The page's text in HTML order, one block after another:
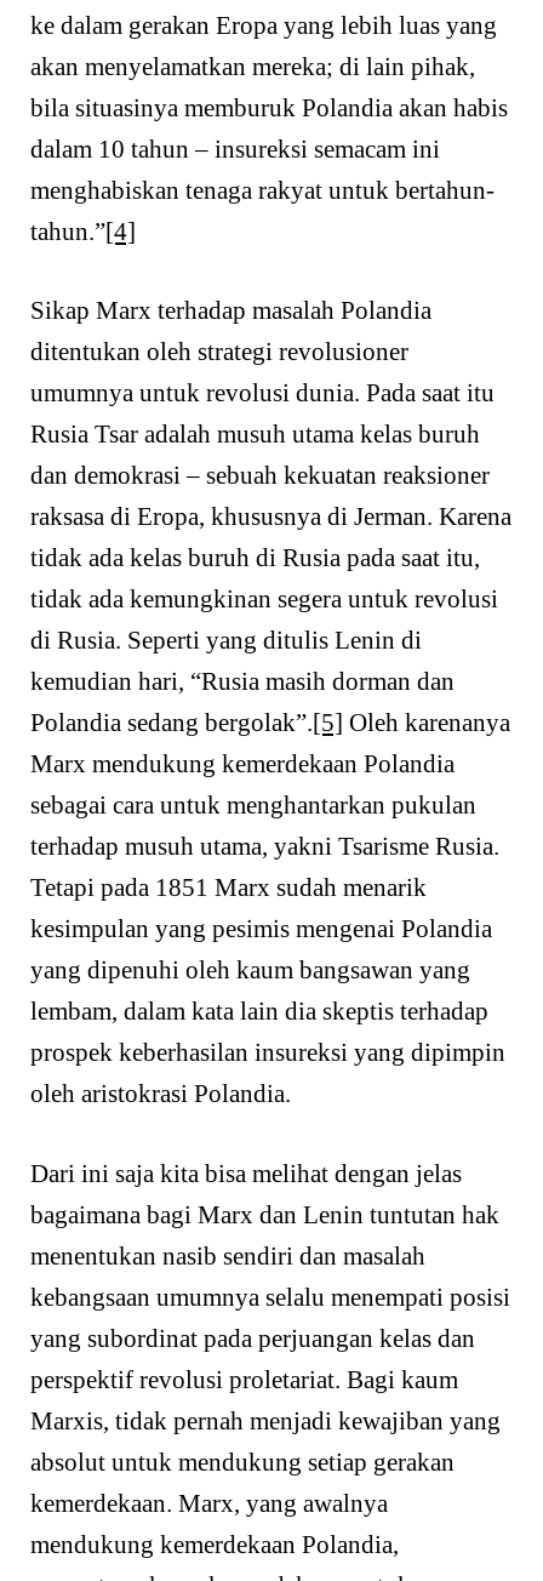
ke dalam gerakan Eropa yang lebih luas yang
akan menyelamatkan mereka; di lain pihak,
bila situasinya memburuk Polandia akan habis
dalam 10 tahun – insureksi semacam ini
menghabiskan tenaga rakyat untuk bertahun-
tahun.”[4]
Sikap Marx terhadap masalah Polandia
ditentukan oleh strategi revolusioner
umumnya untuk revolusi dunia. Pada saat itu
Rusia Tsar adalah musuh utama kelas buruh
dan demokrasi – sebuah kekuatan reaksioner
raksasa di Eropa, khususnya di Jerman. Karena
tidak ada kelas buruh di Rusia pada saat itu,
tidak ada kemungkinan segera untuk revolusi
di Rusia. Seperti yang ditulis Lenin di
kemudian hari, “Rusia masih dorman dan
Polandia sedang bergolak”.[5] Oleh karenanya
Marx mendukung kemerdekaan Polandia
sebagai cara untuk menghantarkan pukulan
terhadap musuh utama, yakni Tsarisme Rusia.
Tetapi pada 1851 Marx sudah menarik
kesimpulan yang pesimis mengenai Polandia
yang dipenuhi oleh kaum bangsawan yang
lembam, dalam kata lain dia skeptis terhadap
prospek keberhasilan insureksi yang dipimpin
oleh aristokrasi Polandia.
Dari ini saja kita bisa melihat dengan jelas
bagaimana bagi Marx dan Lenin tuntutan hak
menentukan nasib sendiri dan masalah
kebangsaan umumnya selalu menempati posisi
yang subordinat pada perjuangan kelas dan
perspektif revolusi proletariat. Bagi kaum
Marxis, tidak pernah menjadi kewajiban yang
absolut untuk mendukung setiap gerakan
kemerdekaan. Marx, yang awalnya
mendukung kemerdekaan Polandia,